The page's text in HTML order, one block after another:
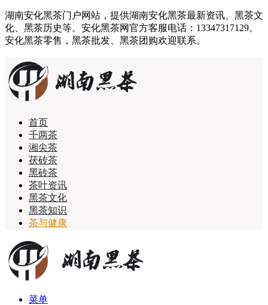
湖南安化黑茶门户网站，提供湖南安化黑茶最新资讯、黑茶文
化、黑茶历史等。安化黑茶网官方客服电话：13347317129。
安化黑茶零售，黑茶批发、黑茶团购欢迎联系。
首页
千两茶
湘尖茶
茯砖茶
黑砖茶
茶叶资讯
黑茶文化
黑茶知识
茶与健康
菜单